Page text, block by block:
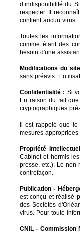
d’indisponibilité du
respecter. Il
contient aucun virus.
Toutes les
comme étant des
besoin d'une
Modifications du
sans préavis.
Confidentialité : Si
En raison du fait
cryptographiques
Il est rappelé que
mesures
Propriété
Cabinet et hormis
presse, etc.). Le
contrefaçon.
Publication -
est conçu et réalisé
des Sociétés
virus. Pour toute
CNIL - Commission